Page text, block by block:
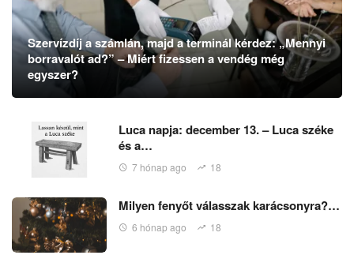
Szervízdíj a számlán, majd a terminál kérdez: „Mennyi
borravalót ad?” – Miért fizessen a vendég még
egyszer?
Luca napja: december 13. – Luca széke
és a…
7 hónap ago 18
Milyen fenyőt válasszak karácsonyra?…
6 hónap ago 18